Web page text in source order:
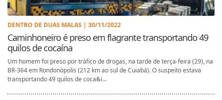
DENTRO DE DUAS MALAS | 30/11/2022
Caminhoneiro é preso em flagrante transportando 49
quilos de cocaína
Um homem foi preso por tráfico de drogas, na tarde de terça-feira (29), na
BR-364 em Rondonópolis (212 km ao sul de Cuiabá). O suspeito estava
transportando 49 quilos de coca&i...